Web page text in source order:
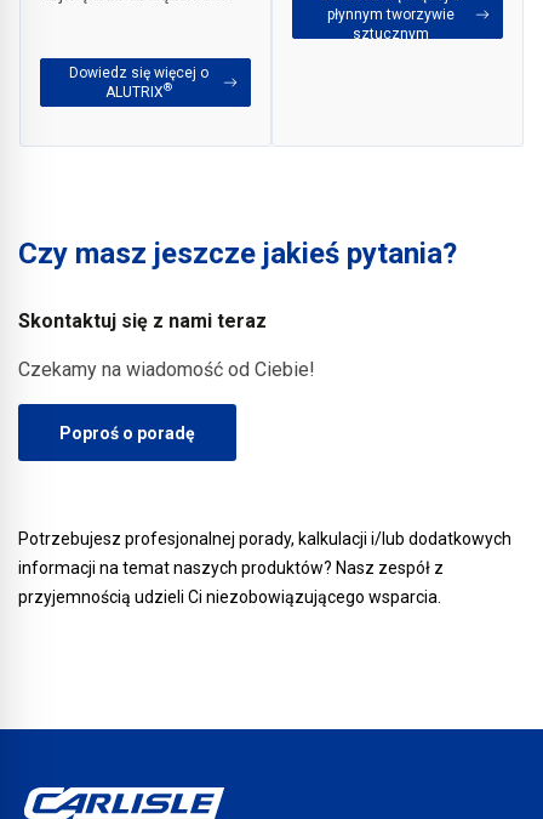
stosować na wszystkie
typowe podłoża
drewno/materiały
Przekonaj się sam o
rozrywanie i szczelności
produktów z serii
ALUTRIX®.
Dowiedz się więcej o
ALUTRIX®
do detali w naszych
tworzyć filigranowe
wąskie spoiny w sposób
trwały i bezpieczny.
płynnym tworzywie
sztucznym
Czy masz jeszcze jakieś pytania?
Skontaktuj się z nami teraz
Czekamy na wiadomość od Ciebie!
Poproś o poradę
Potrzebujesz profesjonalnej porady, kalkulacji i/lub dodatkowych
informacji na temat naszych produktów? Nasz zespół z
przyjemnością udzieli Ci niezobowiązującego wsparcia.